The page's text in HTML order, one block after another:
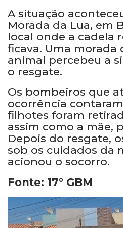
A situação
Morada da Lua, em
local onde a cadela
ficava. Uma morada
animal percebeu a
o resgate.
Os bombeiros que
ocorrência
filhotes foram
assim como a mãe,
Depois do resgate,
sob os cuidados da
acionou o socorro.
Fonte: 17° GBM